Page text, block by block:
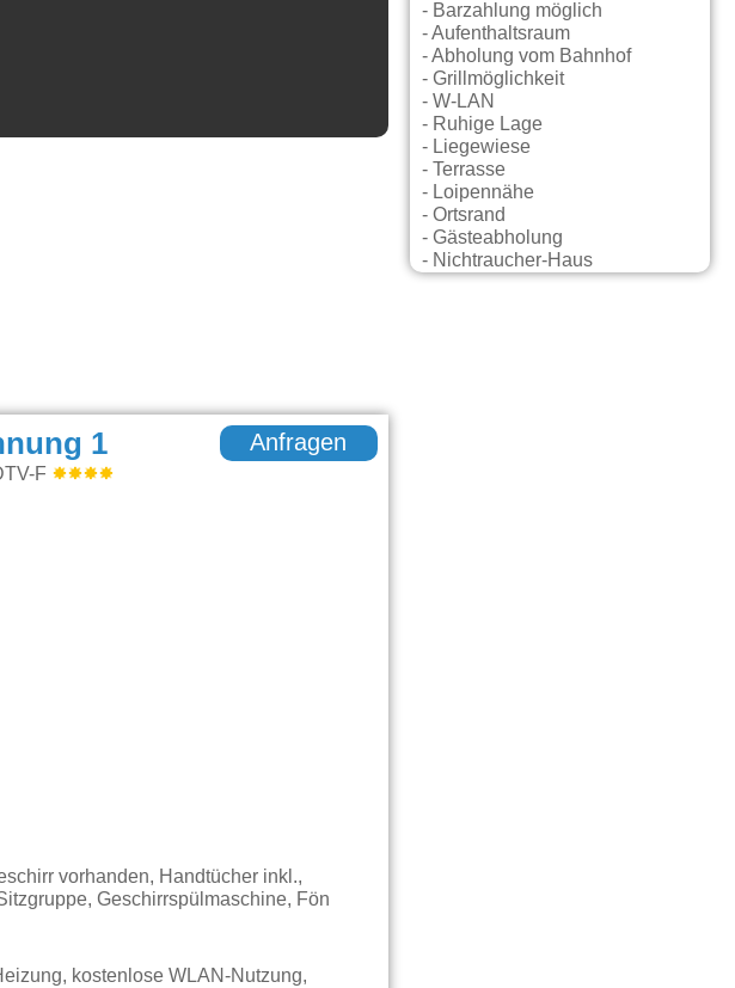
1
F
Anfragen
vorhanden, Handtücher inkl.,
Geschirrspülmaschine, Fön
kostenlose WLAN-Nutzung,
- Barzahlung möglich
- Aufenthaltsraum
- Abholung vom Bahnhof
- Grillmöglichkeit
- W-LAN
- Ruhige Lage
- Liegewiese
- Terrasse
- Loipennähe
- Ortsrand
- Gästeabholung
- Nichtraucher-Haus